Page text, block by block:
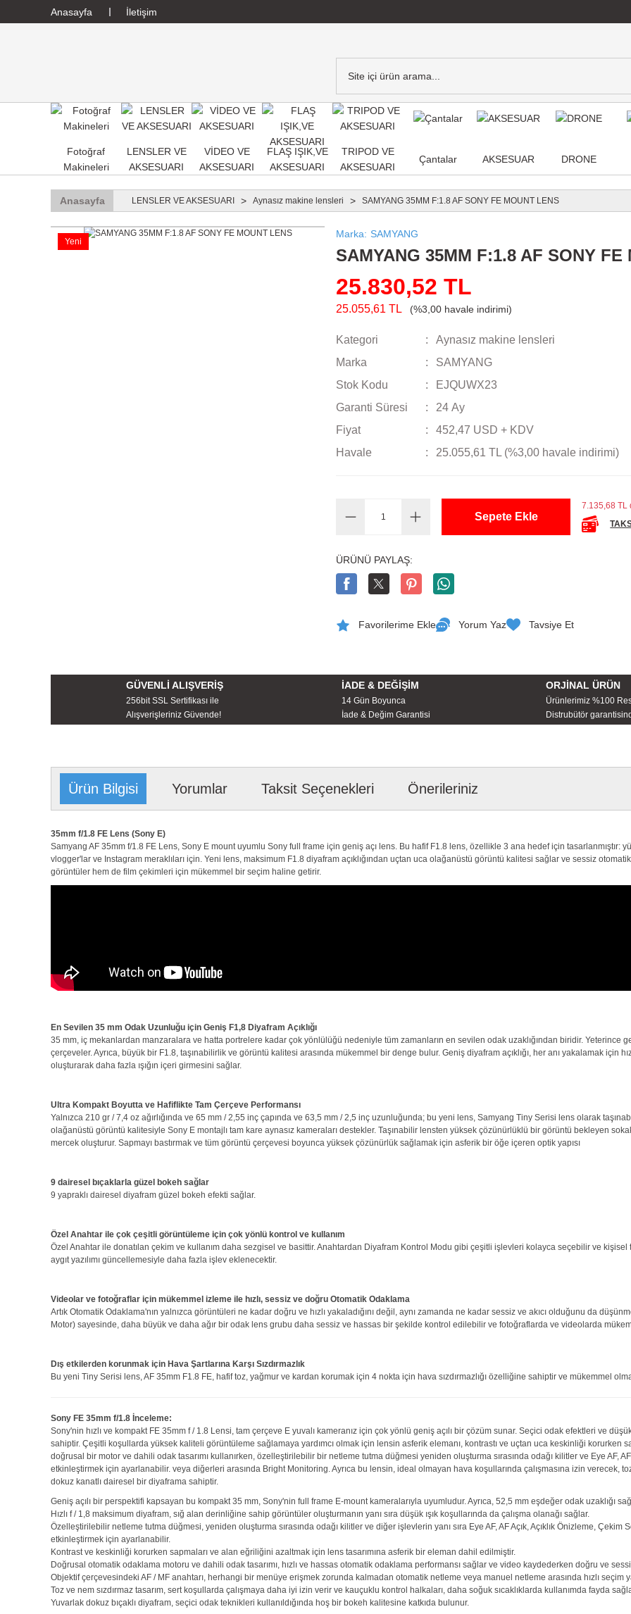
Anasayfa İletişim
Fotoğraf
Makineleri
LENSLER VE
AKSESUARI
VİDEO VE
AKSESUARI
FLAŞ IŞIK,VE
AKSESUARI
TRIPOD VE
AKSESUARI
Çantalar AKSESUAR DRONE
Anasayfa LENSLER VE AKSESUARI Aynasız makine lensleri SAMYANG 35MM F:1.8 AF SONY FE MOUNT LENS
Yeni
Marka SAMYANG
SAMYANG 35MM F:1.8 AF SONY FE
25.830,52 TL
25.055,61 TL (%3,00 havale indirimi)
Kategori
Aynasız makine lensleri
Marka
SAMYANG
Stok Kodu
EJQUWX23
Garanti Süresi
24 Ay
Fiyat
452,47 USD + KDV
Havale
25.055,61 TL (%3,00 havale indirimi)
Sepete Ekle
7.135,68 TL
ÜRÜNÜ PAYLAŞ:
Yorum Yaz Tavsiye Et
GÜVENLİ ALIŞVERİŞ
256bit SSL Sertifikası ile
Alışverişleriniz Güvende!
İADE & DEĞİŞİM
14 Gün Boyunca
İade & Değim Garantisi
ORJİNAL ÜRÜN
Ürünlerimiz %100
Distrubütör
Ürün Bilgisi Yorumlar Taksit Seçenekleri Önerileriniz
35mm f/1.8 FE Lens (Sony E)
Samyang AF 35mm f/1.8 FE Lens, Sony E mount uyumlu Sony full frame için geniş açı lens. Bu hafif F1.8 lens, özellikle 3 ana hedef için tasarlanmıştır:
vlogger'lar ve Instagram meraklıları için. Yeni lens, maksimum F1.8 diyafram açıklığından uçtan uca olağanüstü görüntü kalitesi sağlar ve sessiz
görüntüler hem de film çekimleri için mükemmel bir seçim haline getirir.
En Sevilen 35 mm Odak Uzunluğu için Geniş F1,8 Diyafram Açıklığı
35 mm, iç mekanlardan manzaralara ve hatta portrelere kadar çok yönlülüğü nedeniyle tüm zamanların en sevilen odak uzaklığından biridir. Yeterince
çerçeveler. Ayrıca, büyük bir F1.8, taşınabilirlik ve görüntü kalitesi arasında mükemmel bir denge bulur. Geniş diyafram açıklığı, her anı yakalamak için
oluşturarak daha fazla ışığın içeri girmesini sağlar.
Ultra Kompakt Boyutta ve Hafiflikte Tam Çerçeve Performansı
Yalnızca 210 gr / 7,4 oz ağırlığında ve 65 mm / 2,55 inç çapında ve 63,5 mm / 2,5 inç uzunluğunda; bu yeni lens, Samyang Tiny Serisi lens olarak
olağanüstü görüntü kalitesiyle Sony E montajlı tam kare aynasız kameraları destekler. Taşınabilir lensten yüksek çözünürlüklü bir görüntü bekleyen
mercek oluşturur. Sapmayı bastırmak ve tüm görüntü çerçevesi boyunca yüksek çözünürlük sağlamak için asferik bir öğe içeren optik yapısı
9 dairesel bıçaklarla güzel bokeh sağlar
9 yapraklı dairesel diyafram güzel bokeh efekti sağlar.
Özel Anahtar ile çok çeşitli görüntüleme için çok yönlü kontrol ve kullanım
Özel Anahtar ile donatılan çekim ve kullanım daha sezgisel ve basittir. Anahtardan Diyafram Kontrol Modu gibi çeşitli işlevleri kolayca seçebilir ve
aygıt yazılımı güncellemesiyle daha fazla işlev eklenecektir.
Videolar ve fotoğraflar için mükemmel izleme ile hızlı, sessiz ve doğru Otomatik Odaklama
Artık Otomatik Odaklama'nın yalnızca görüntüleri ne kadar doğru ve hızlı yakaladığını değil, aynı zamanda ne kadar sessiz ve akıcı olduğunu da
Motor) sayesinde, daha büyük ve daha ağır bir odak lens grubu daha sessiz ve hassas bir şekilde kontrol edilebilir ve fotoğraflarda ve videolarda
Dış etkilerden korunmak için Hava Şartlarına Karşı Sızdırmazlık
Bu yeni Tiny Serisi lens, AF 35mm F1.8 FE, hafif toz, yağmur ve kardan korumak için 4 nokta için hava sızdırmazlığı özelliğine sahiptir ve mükemmel
Sony FE 35mm f/1.8 İnceleme:
Sony'nin hızlı ve kompakt FE 35mm f / 1.8 Lensi, tam çerçeve E yuvalı kameranız için çok yönlü geniş açılı bir çözüm sunar. Seçici odak efektleri ve
sahiptir. Çeşitli koşullarda yüksek kaliteli görüntüleme sağlamaya yardımcı olmak için lensin asferik elemanı, kontrastı ve uçtan uca keskinliği korurken
doğrusal bir motor ve dahili odak tasarımı kullanırken, özelleştirilebilir bir netleme tutma düğmesi yeniden oluşturma sırasında odağı kilitler ve Eye AF,
etkinleştirmek için ayarlanabilir. veya diğerleri arasında Bright Monitoring. Ayrıca bu lensin, ideal olmayan hava koşullarında çalışmasına izin verecek,
dokuz kanatlı dairesel bir diyaframa sahiptir.
Geniş açılı bir perspektifi kapsayan bu kompakt 35 mm, Sony'nin full frame E-mount kameralarıyla uyumludur. Ayrıca, 52,5 mm eşdeğer odak uzaklığı
Hızlı f / 1,8 maksimum diyafram, sığ alan derinliğine sahip görüntüler oluşturmanın yanı sıra düşük ışık koşullarında da çalışma olanağı sağlar.
Özelleştirilebilir netleme tutma düğmesi, yeniden oluşturma sırasında odağı kilitler ve diğer işlevlerin yanı sıra Eye AF, AF Açık, Açıklık Önizleme,
etkinleştirmek için ayarlanabilir.
Kontrast ve keskinliği korurken sapmaları ve alan eğriliğini azaltmak için lens tasarımına asferik bir eleman dahil edilmiştir.
Doğrusal otomatik odaklama motoru ve dahili odak tasarımı, hızlı ve hassas otomatik odaklama performansı sağlar ve video kaydederken doğru ve
Objektif çerçevesindeki AF / MF anahtarı, herhangi bir menüye erişmek zorunda kalmadan otomatik netleme veya manuel netleme arasında hızlı seçim
Toz ve nem sızdırmaz tasarım, sert koşullarda çalışmaya daha iyi izin verir ve kauçuklu kontrol halkaları, daha soğuk sıcaklıklarda kullanımda fayda
Yuvarlak dokuz bıçaklı diyafram, seçici odak teknikleri kullanıldığında hoş bir bokeh kalitesine katkıda bulunur.